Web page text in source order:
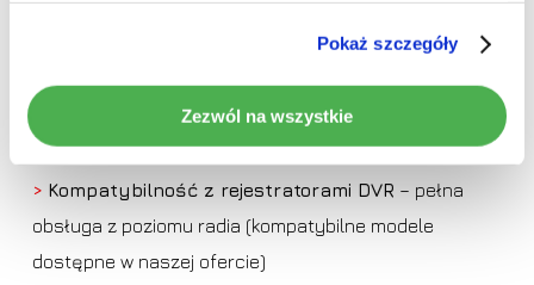
Pokaż szczegóły
Zezwól na wszystkie
Używaj wieludodatkowych akcesoriówi zwiększ
bezpieczeństwo swojej podróży.
> Kompatybilność z rejestratorami DVR – pełna
obsługa z poziomu radia (kompatybilne modele
dostępne w naszej ofercie)